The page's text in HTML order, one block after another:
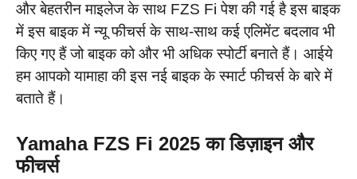
और बेहतरीन माइलेज के साथ FZS Fi पेश की गई है इस बाइक
में इस बाइक में न्यू फीचर्स के साथ-साथ कई एलिमेंट बदलाव भी
किए गए हैं जो बाइक को और भी अधिक स्पोर्टी बनाते हैं। आईये
हम आपको यामाहा की इस नई बाइक के स्मार्ट फीचर्स के बारे में
बताते हैं।
Yamaha FZS Fi 2025 का डिज़ाइन और
फीचर्स